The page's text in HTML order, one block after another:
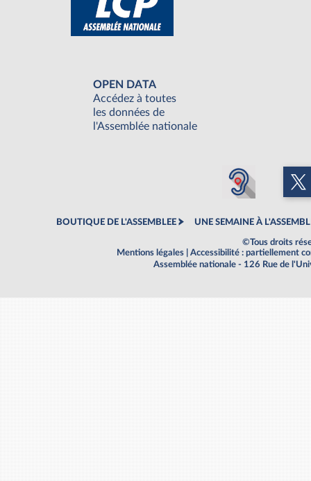
OPEN DATA
Accédez à toutes
les données de
l'Assemblée nationale
BOUTIQUE DE L'ASSEMBLEE UNE SEMAINE À
©Tous droits
Mentions légales
Accessibilité : partiellement
Assemblée nationale - 126 Rue de